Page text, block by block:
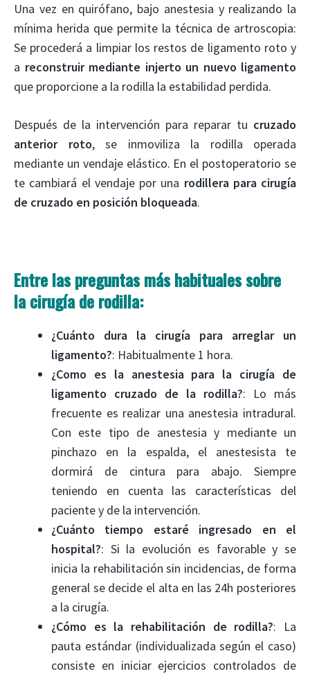
Una vez en quirófano, bajo anestesia y realizando la
mínima herida que permite la técnica de artroscopia:
Se procederá a limpiar los restos de ligamento roto y
a reconstruir mediante injerto un nuevo ligamento
que proporcione a la rodilla la estabilidad perdida.
Después de la intervención para reparar tu cruzado
anterior roto, se inmoviliza la rodilla operada
mediante un vendaje elástico. En el postoperatorio se
te cambiará el vendaje por una rodillera para cirugía
de cruzado en posición bloqueada.
Entre las preguntas más habituales sobre
la cirugía de rodilla:
¿Cuánto dura la cirugía para arreglar un
ligamento?: Habitualmente 1 hora.
¿Como es la anestesia para la cirugía de
ligamento cruzado de la rodilla?: Lo más
frecuente es realizar una anestesia intradural.
Con este tipo de anestesia y mediante un
pinchazo en la espalda, el anestesista te
dormirá de cintura para abajo. Siempre
teniendo en cuenta las características del
paciente y de la intervención.
¿Cuánto tiempo estaré ingresado en el
hospital?: Si la evolución es favorable y se
inicia la rehabilitación sin incidencias, de forma
general se decide el alta en las 24h posteriores
a la cirugía.
¿Cómo es la rehabilitación de rodilla?: La
pauta estándar (individualizada según el caso)
consiste en iniciar ejercicios controlados de